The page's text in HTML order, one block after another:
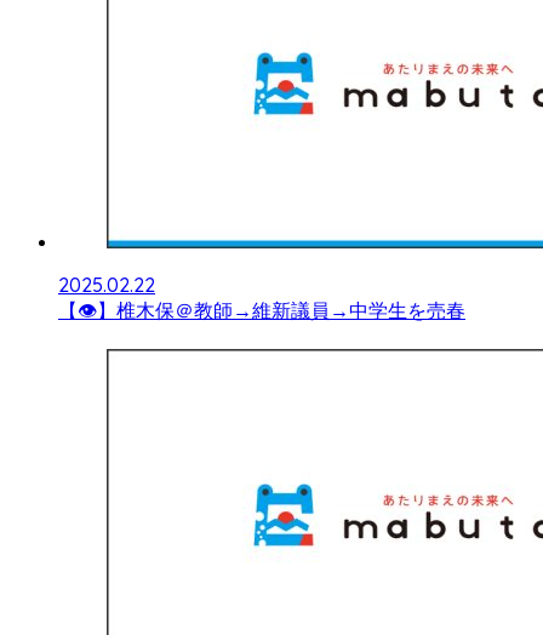
2025.02.22
【👁】椎木保＠教師→維新議員→中学生を売春